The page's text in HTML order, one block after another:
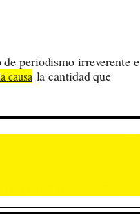
periodismo irreverente e
causala cantidad que